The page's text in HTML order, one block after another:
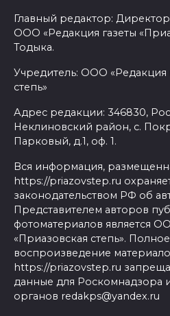
Главный редактор:
ООО «Редакция газеты
Тодыка.
Учредитель: ООО «Редакция
степь»
Адрес редакции: 346830,
Неклиновский район, с.
Парковый, д.1, оф. 1.
Вся информация,
https://priazovstep.ru
законодательством РФ об
Представителем авторов
фотоматериалов является
«Приазовская степь».
воспроизведение
https://priazovstep.ru
данные для Роскомнадзора
органов redakps@yandex.ru